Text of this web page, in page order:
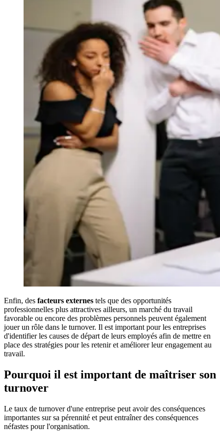
Enfin, des facteurs externes tels que des opportunités
professionnelles plus attractives ailleurs, un marché du travail
favorable ou encore des problèmes personnels peuvent également
jouer un rôle dans le turnover. Il est important pour les entreprises
d'identifier les causes de départ de leurs employés afin de mettre en
place des stratégies pour les retenir et améliorer leur engagement au
travail.
Pourquoi il est important de maîtriser son
turnover
Le taux de turnover d'une entreprise peut avoir des conséquences
importantes sur sa pérennité et peut entraîner des conséquences
néfastes pour l'organisation.